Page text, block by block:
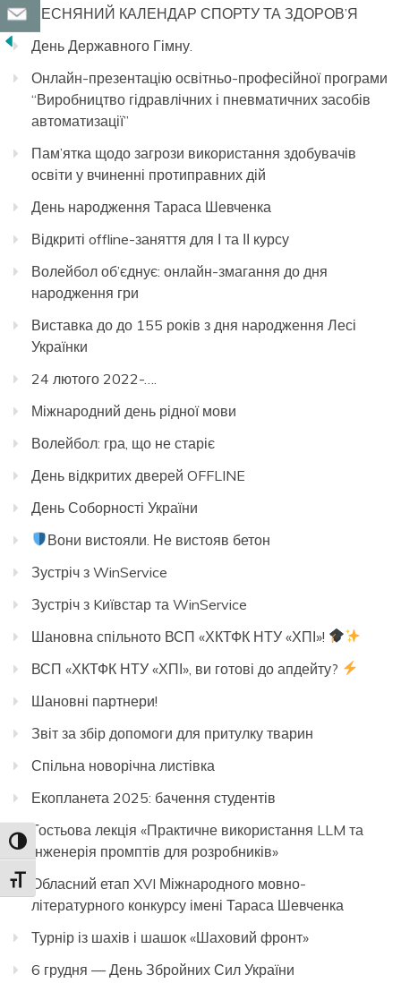
Toggle High Contrast
Toggle Font size
ВЕСНЯНИЙ КАЛЕНДАР СПОРТУ ТА ЗДОРОВ’Я
День Державного Гімну.
Онлайн-презентацію освітньо-професійної програми
“Виробництво гідравлічних і пневматичних засобів
автоматизації”
Пам’ятка щодо загрози використання здобувачів
освіти у вчиненні протиправних дій
День народження Тараса Шевченка
Відкриті offline-заняття для І та ІІ курсу
Волейбол об’єднує: онлайн-змагання до дня
народження гри
Виставка до до 155 років з дня народження Лесі
Українки
24 лютого 2022-….
Міжнародний день рідної мови
Волейбол: гра, що не старіє
День відкритих дверей OFFLINE
День Соборності України
Вони вистояли. Не вистояв бетон
Зустріч з WinService
Зустріч з Kиївстар та WinService
Шановна спільното ВСП «ХКТФК НТУ «ХПІ»!
ВСП «ХКТФК НТУ «ХПІ», ви готові до апдейту?
Шановні партнери!
Звіт за збір допомоги для притулку тварин
Спільна новорічна листівка
Екопланета 2025: бачення студентів
Гостьова лекція «Практичне використання LLM та
інженерія промптів для розробників»
Обласний етап XVI Міжнародного мовно-
літературного конкурсу імені Тараса Шевченка
Турнір із шахів і шашок «Шаховий фронт»
6 грудня — День Збройних Сил України